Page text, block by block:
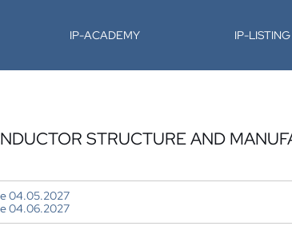
IP-ACADEMY IP-LISTING
STRUCTURE AND
04.05.2027
04.06.2027